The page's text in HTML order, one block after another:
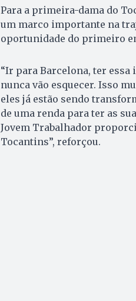
Para a primeira-dama do
um marco importante na
oportunidade do primeiro
“Ir para Barcelona, ter essa
nunca vão esquecer. Isso
eles já estão sendo
de uma renda para ter as
Jovem Trabalhador
Tocantins”, reforçou.